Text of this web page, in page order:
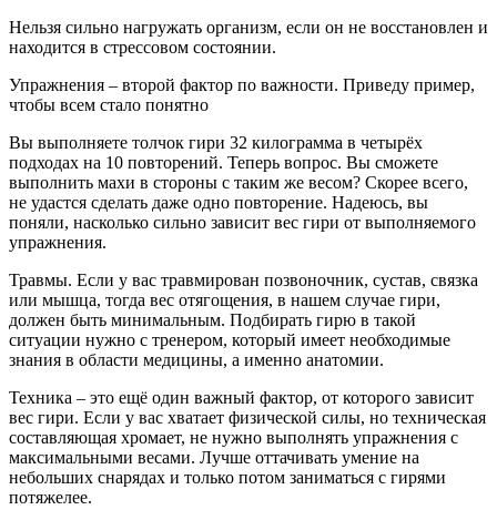
Нельзя сильно нагружать организм, если он не восстановлен и
находится в стрессовом состоянии.
Упражнения – второй фактор по важности. Приведу пример,
чтобы всем стало понятно
Вы выполняете толчок гири 32 килограмма в четырёх
подходах на 10 повторений. Теперь вопрос. Вы сможете
выполнить махи в стороны с таким же весом? Скорее всего,
не удастся сделать даже одно повторение. Надеюсь, вы
поняли, насколько сильно зависит вес гири от выполняемого
упражнения.
Травмы. Если у вас травмирован позвоночник, сустав, связка
или мышца, тогда вес отягощения, в нашем случае гири,
должен быть минимальным. Подбирать гирю в такой
ситуации нужно с тренером, который имеет необходимые
знания в области медицины, а именно анатомии.
Техника – это ещё один важный фактор, от которого зависит
вес гири. Если у вас хватает физической силы, но техническая
составляющая хромает, не нужно выполнять упражнения с
максимальными весами. Лучше оттачивать умение на
небольших снарядах и только потом заниматься с гирями
потяжелее.